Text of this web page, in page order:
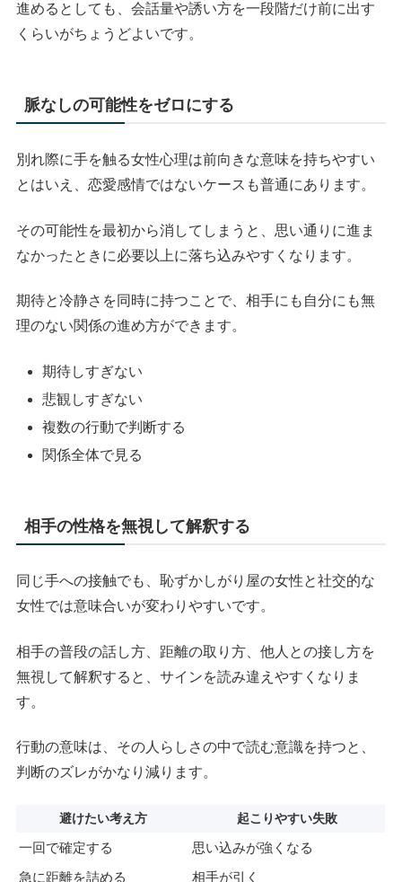
進めるとしても、会話量や誘い方を一段階だけ前に出す
くらいがちょうどよいです。
脈なしの可能性をゼロにする
別れ際に手を触る女性心理は前向きな意味を持ちやすい
とはいえ、恋愛感情ではないケースも普通にあります。
その可能性を最初から消してしまうと、思い通りに進ま
なかったときに必要以上に落ち込みやすくなります。
期待と冷静さを同時に持つことで、相手にも自分にも無
理のない関係の進め方ができます。
期待しすぎない
悲観しすぎない
複数の行動で判断する
関係全体で見る
相手の性格を無視して解釈する
同じ手への接触でも、恥ずかしがり屋の女性と社交的な
女性では意味合いが変わりやすいです。
相手の普段の話し方、距離の取り方、他人との接し方を
無視して解釈すると、サインを読み違えやすくなりま
す。
行動の意味は、その人らしさの中で読む意識を持つと、
判断のズレがかなり減ります。
避けたい考え方 起こりやすい失敗
一回で確定する
思い込みが強くなる
急に距離を詰める
相手が引く